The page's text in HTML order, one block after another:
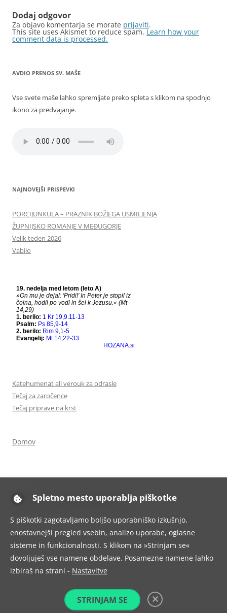
Dodaj odgovor
Za objavo komentarja se morate prijaviti.
This site uses Akismet to reduce spam.Learn how your
comment data is processed.
AVDIO PRENOS SV. MAŠE
Vse svete maše lahko spremljate preko spleta s klikom na spodnjo
ikono za predvajanje.
NAJNOVEJŠI PRISPEVKI
PORCIJUNKULA – PRAZNIK BOŽJEGA USMILJENJA
ŽUPNIJSKO ROMANJE V MEĐUGORJE
Velik teden 2026
Vabilo
Katehumenat ali verouk za odrasle
Tečaj za zaročence
Tečaj priprave na krst
Domov
Ponosno uporablja tehnologijo WordPress
Spletno mesto uporablja piškotke
S piškotki zagotavljamo boljšo uporabniško izkušnjo,
enostavnejši pregled vsebin, analizo uporabe, oglasne
sisteme in funkcionalnosti. S klikom na »Strinjam se«
dovoljuješ vse namene obdelave. Posamezne namene lahko
izbiraš na strani - Nastavitve
STRINJAM SE